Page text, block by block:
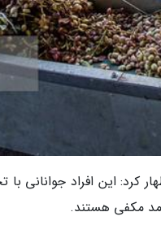
کرد: این افراد جوانانی
مکفی هستند.